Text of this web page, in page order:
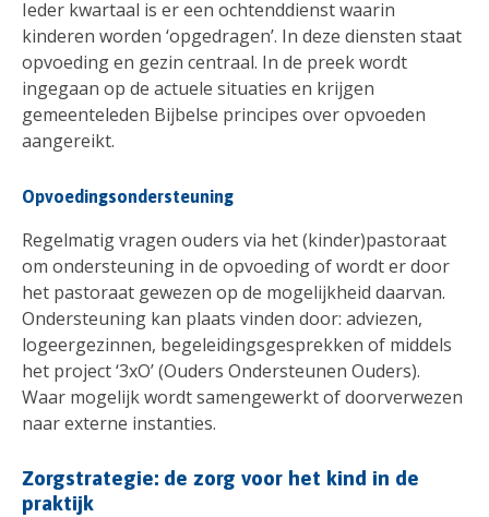
Ieder kwartaal is er een ochtenddienst waarin
kinderen worden ‘opgedragen’. In deze diensten staat
opvoeding en gezin centraal. In de preek wordt
ingegaan op de actuele situaties en krijgen
gemeenteleden Bijbelse principes over opvoeden
aangereikt.
Opvoedingsondersteuning
Regelmatig vragen ouders via het (kinder)pastoraat
om ondersteuning in de opvoeding of wordt er door
het pastoraat gewezen op de mogelijkheid daarvan.
Ondersteuning kan plaats vinden door: adviezen,
logeergezinnen, begeleidingsgesprekken of middels
het project ‘3xO’ (Ouders Ondersteunen Ouders).
Waar mogelijk wordt samengewerkt of doorverwezen
naar externe instanties.
Zorgstrategie: de zorg voor het kind in de
praktijk